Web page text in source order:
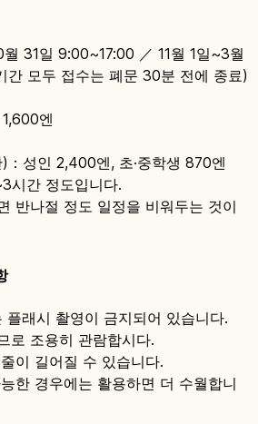
31일 9:00~17:00 ／ 11월 1일~3월
모두 접수는 폐문 30분 전에 종료)
엔
：성인 2,400엔, 초·중학생 870엔
시간 정도입니다.
반나절 정도 일정을 비워두는 것이
래시 촬영이 금지되어 있습니다.
로 조용히 관람합시다.
이 길어질 수 있습니다.
한 경우에는 활용하면 더 수월합니